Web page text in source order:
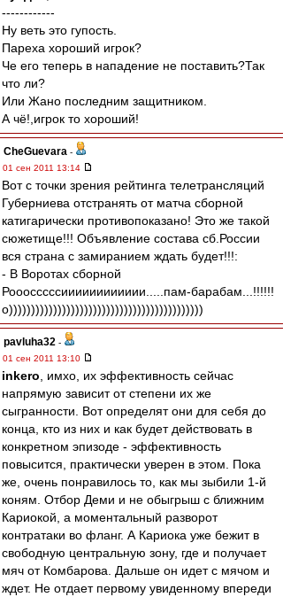
------------
Ну веть это гупость.
Пареха хороший игрок?
Че его теперь в нападение не поставить?Так
что ли?
Или Жано последним защитником.
А чё!,игрок то хороший!
CheGuevara -
01 сен 2011 13:14
Вот с точки зрения рейтинга телетрансляций
Губерниева отстранять от матча сборной
катигарически противопоказано! Это же такой
сюжетище!!! Объявление состава сб.России
вся страна с замиранием ждать будет!!!:
- В Воротах сборной
Рооосссссииииииииииии.....пам-барабам...!!!!!!
о))))))))))))))))))))))))))))))))))))))))))))
pavluha32 -
01 сен 2011 13:10
inkero , имхо, их эффективность сейчас
напрямую зависит от степени их же
сыгранности. Вот определят они для себя до
конца, кто из них и как будет действовать в
конкретном эпизоде - эффективность
повысится, практически уверен в этом. Пока
же, очень понравилось то, как мы зыбили 1-й
коням. Отбор Деми и не обыгрыш с ближним
Кариокой, а моментальный разворот
контратаки во фланг. А Кариока уже бежит в
свободную центральную зону, где и получает
мяч от Комбарова. Дальше он идет с мячом и
ждет. Не отдает первому увиденному впереди